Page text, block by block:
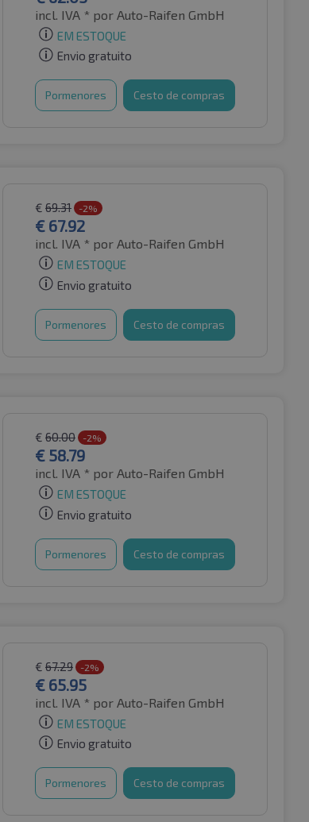
incl. IVA * por Auto-Raifen GmbH
EM ESTOQUE
Envio gratuito
Pormenores Cesto de compras
€ 69.31 -2%
€ 67.92
incl. IVA * por Auto-Raifen GmbH
EM ESTOQUE
Envio gratuito
Pormenores Cesto de compras
€ 60.00 -2%
€ 58.79
incl. IVA * por Auto-Raifen GmbH
EM ESTOQUE
Envio gratuito
Pormenores Cesto de compras
€ 67.29 -2%
€ 65.95
incl. IVA * por Auto-Raifen GmbH
EM ESTOQUE
Envio gratuito
Pormenores Cesto de compras